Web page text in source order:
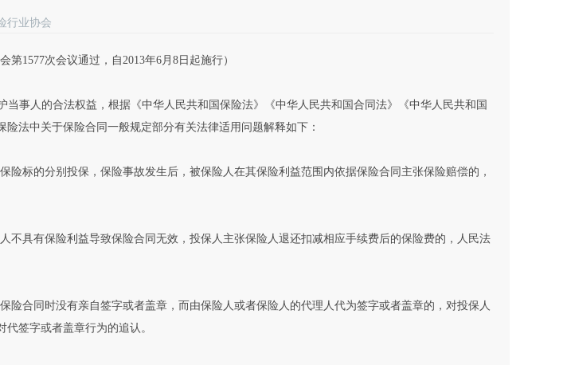
行业协会
第1577次会议通过，自2013年6月8日起施行）
当事人的合法权益，根据《中华人民共和国保险法》《中华人民共和国合同法》《中华人民共和国
法中关于保险合同一般规定部分有关法律适用问题解释如下：
险标的分别投保，保险事故发生后，被保险人在其保险利益范围内依据保险合同主张保险赔偿的，
不具有保险利益导致保险合同无效，投保人主张保险人退还扣减相应手续费后的保险费的，人民法
险合同时没有亲自签字或者盖章，而由保险人或者保险人的代理人代为签字或者盖章的，对投保人
签字或者盖章行为的追认。